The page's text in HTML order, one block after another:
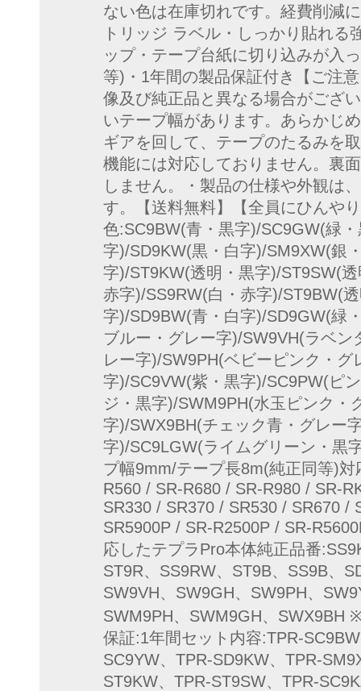
ない色は在庫切れです。経費削減
トリッジ ラベル・しっかり貼れ
ップ・テープ台紙に切り込みが入
等)・1年間の製品保証付き【ご注
像及び純正品と異なる場合がござ
いテープ幅があります。あらかじ
ギアを回して、テープのたるみを
機能には対応しておりません。裏
しません。・製品の仕様や外観は
す。【送料無料】【全員にひんや
色:SC9BW(青・黒字)/SC9GW(緑
字)/SD9KW(黒・白字)/SM9XW(銀
字)/ST9KW(透明・黒字)/ST9SW(
赤字)/SS9RW(白・赤字)/ST9BW(
字)/SD9BW(青・白字)/SD9GW(緑
ブルー・グレー字)/SW9VH(ラベ
レー字)/SW9PH(ベビーピンク・
字)/SC9VW(紫・黒字)/SC9PW(ピ
ジ・黒字)/SWM9PH(水玉ピンク・
字)/SWX9BH(チェック青・グレー
字)/SC9LGW(ライムグリーン・黒
プ幅9mm/テープ長8m(純正同等)
R560 / SR-R680 / SR-R980 / SR-
SR330 / SR370 / SR530 / SR670 /
SR5900P / SR-R2500P / SR-
応したテプラPro本体純正品番
ST9R、SS9RW、ST9B、SS9B、
SW9VH、SW9GH、SW9PH、
SWM9PH、SWM9GH、SWX9BH
保証:1年間セット内容:TPR-
SC9YW、TPR-SD9KW、TPR-
ST9KW、TPR-ST9SW、TPR-